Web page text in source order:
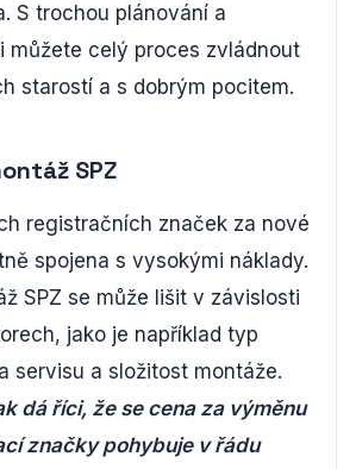
S trochou plánování a
můžete celý proces zvládnout
starostí a s dobrým pocitem.
SPZ
registračních značek za nové
spojena s vysokými náklady.
SPZ se může lišit v závislosti
jako je například typ
servisu a složitost montáže.
dá říci, že se cena za výměnu
značky pohybuje v řádu